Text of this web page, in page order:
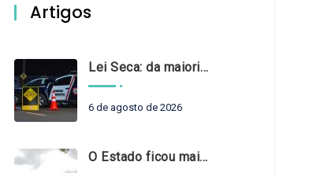
Artigos
Lei Seca: da maioridade à maturidade
6 de agosto de 2026
O Estado ficou mais complexo. O controle precisa acompanhar